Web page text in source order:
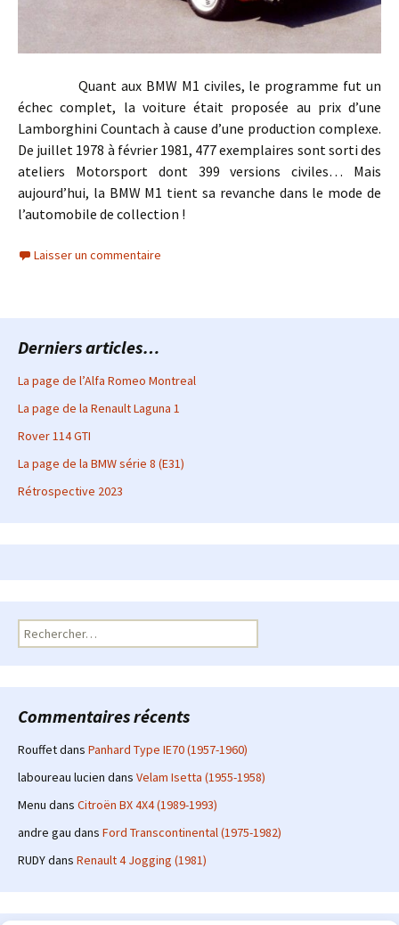
Quant aux BMW M1 civiles, le programme fut un
échec complet, la voiture était proposée au prix d’une
Lamborghini Countach à cause d’une production complexe.
De juillet 1978 à février 1981, 477 exemplaires sont sorti des
ateliers Motorsport dont 399 versions civiles… Mais
aujourd’hui, la BMW M1 tient sa revanche dans le mode de
l’automobile de collection !
Laisser un commentaire
Derniers articles…
La page de l’Alfa Romeo Montreal
La page de la Renault Laguna 1
Rover 114 GTI
La page de la BMW série 8 (E31)
Rétrospective 2023
Rechercher :
Commentaires récents
Rouffetdans Panhard Type IE70 (1957-1960)
laboureau lucien dans Velam Isetta (1955-1958)
Menu dans Citroën BX 4X4 (1989-1993)
andre gau dans Ford Transcontinental (1975-1982)
RUDYdans Renault 4 Jogging (1981)